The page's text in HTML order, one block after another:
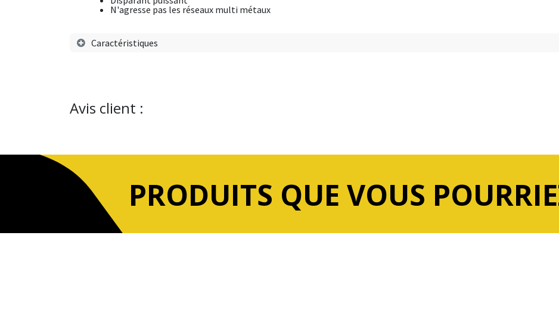
N'agresse pas les réseaux multi métaux
Caractéristiques
Avis client :
PRODUITS QUE VOUS